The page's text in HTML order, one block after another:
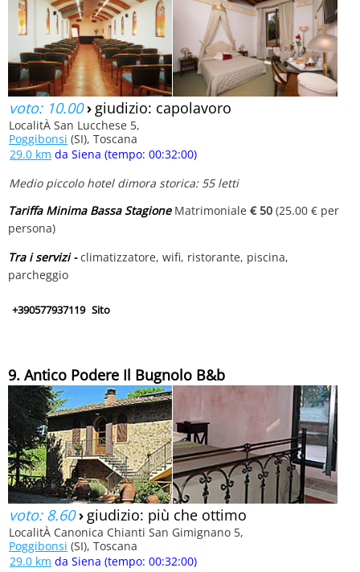
voto: 10.00› giudizio: capolavoro
LocalitÀ San Lucchese 5,
Poggibonsi (SI), Toscana
29.0 km da Siena (tempo: 00:32:00)
Medio piccolo hotel dimora storica: 55 letti
Tariffa Minima Bassa StagioneMatrimoniale € 50 (25.00 € per
persona)
Tra i servizi -climatizzatore, wifi, ristorante, piscina,
parcheggio
+390577937119 Sito
9. Antico Podere Il Bugnolo B&b
voto: 8.60› giudizio: più che ottimo
LocalitÀ Canonica Chianti San Gimignano 5,
Poggibonsi (SI), Toscana
29.0 km da Siena (tempo: 00:32:00)